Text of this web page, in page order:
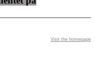
Visit the homepage